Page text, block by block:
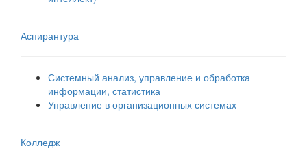
Аспирантура
Системный анализ, управление и обработка
информации, статистика
Управление в организационных системах
Колледж